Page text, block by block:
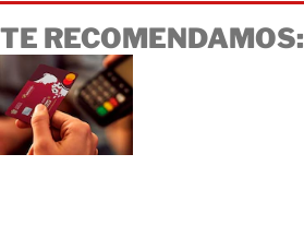
TE RECOMENDAMOS: